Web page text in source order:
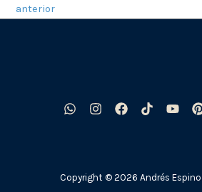
anterior
Copyright © 2026 Andrés